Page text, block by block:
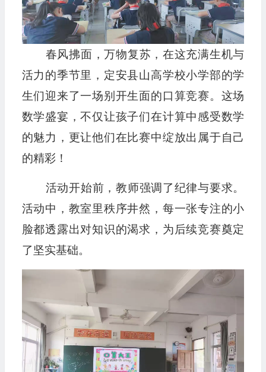
春风拂面，万物复苏，在这充满生机与
活力的季节里，定安县山高学校小学部的学
生们迎来了一场别开生面的口算竞赛。这场
数学盛宴，不仅让孩子们在计算中感受数学
的魅力，更让他们在比赛中绽放出属于自己
的精彩！
活动开始前，教师强调了纪律与要求。
活动中，教室里秩序井然，每一张专注的小
脸都透露出对知识的渴求，为后续竞赛奠定
了坚实基础。